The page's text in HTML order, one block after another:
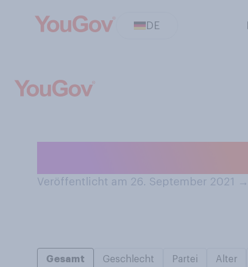
DE
Veröffentlicht am 26. September 2021 →
Gesamt Geschlecht Partei Alter